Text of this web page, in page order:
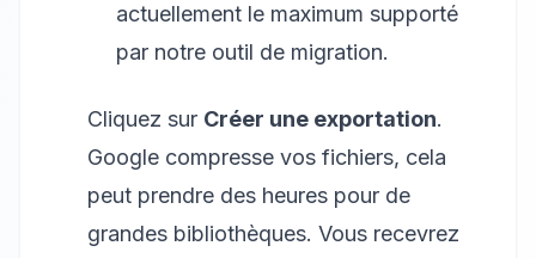
actuellement le maximum supporté
par notre outil de migration.
Cliquez sur Créer une exportation.
Google compresse vos fichiers, cela
peut prendre des heures pour de
grandes bibliothèques. Vous recevrez